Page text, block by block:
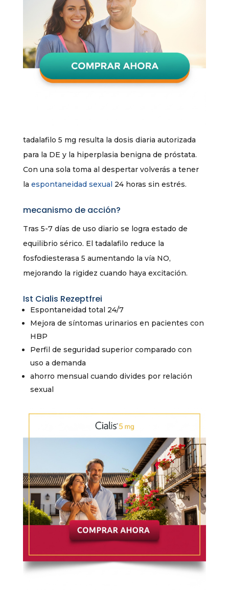
tadalafilo 5 mg resulta la dosis diaria autorizada
para la DE y la hiperplasia benigna de próstata.
Con una sola toma al despertar volverás a tener
la espontaneidad sexual 24 horas sin estrés.
mecanismo de acción?
Tras 5-7 días de uso diario se logra estado de
equilibrio sérico. El tadalafilo reduce la
fosfodiesterasa 5 aumentando la vía NO,
mejorando la rigidez cuando haya excitación.
Ist Cialis Rezeptfrei
Espontaneidad total 24/7
Mejora de síntomas urinarios en pacientes con
HBP
Perfil de seguridad superior comparado con
uso a demanda
ahorro mensual cuando divides por relación
sexual